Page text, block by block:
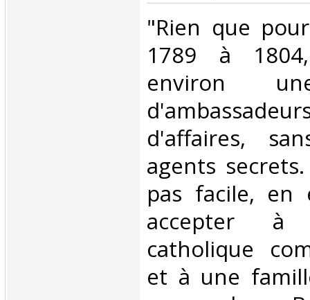
‎"Rien que
1789 à
environ
d'affaires,
agents
pas facile, en
accepter
catholique
et à une